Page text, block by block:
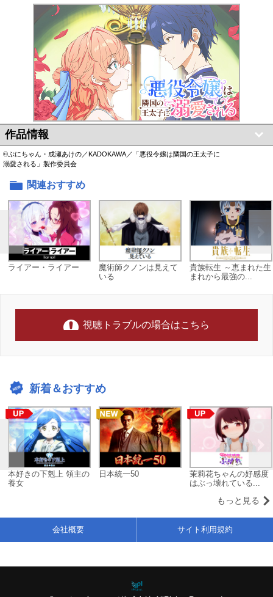
作品情報
©ぷにちゃん・成瀬あけの／KADOKAWA／「悪役令嬢は隣国の王太子に
溺愛される」製作委員会
関連おすすめ
ライアー・ライアー
魔術師クノンは見えて
いる
貴族転生 ～恵まれた生
まれから最強の...
視聴トラブルの場合はこちら
新着＆おすすめ
本好きの下剋上 領主の
養女
日本統一50
茉莉花ちゃんの好感度
はぶっ壊れている...
もっと見る
会社概要 サイト利用規約